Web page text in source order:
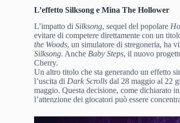
L’effetto Silksong e Mina The Hollower
L’impatto diSilksong, sequel del popolare
evitare di competere direttamente con un
the Woods, un simulatore di stregoneria, ha
Silksong. Anche Baby Steps, il nuovo
Cherry.
Un altro titolo che sta generando un effetto
l’uscita di Dark Scrolls dal 28 maggio al 22
maggio. Questa decisione, come dichiarato
l’attenzione dei giocatori può essere